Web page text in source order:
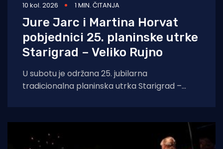
10 kol. 2026 1 MIN. ČITANJA
Jure Jarc i Martina Horvat
pobjednici 25. planinske utrke
Starigrad – Veliko Rujno
U subotu je održana 25. jubilarna
tradicionalna planinska utrka Starigrad –